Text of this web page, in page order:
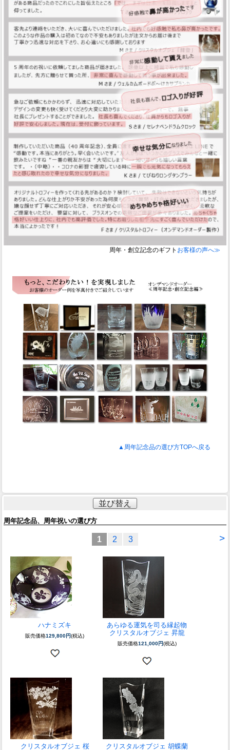
周年・創立記念のギフト お客様の声へ≫
▲周年記念品の選び方TOPへ戻る
並び替え
周年記念品、周年祝いの選び方
>
1 2 3
ハナミズキ
販売価格129,800円(税込)
あらゆる運気を司る縁起物
クリスタルオブジェ 昇龍
販売価格121,000円(税込)
クリスタルオブジェ 桜 クリスタルオブジェ 胡蝶蘭